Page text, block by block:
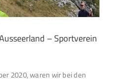
– Sportverein
2020, waren wir bei den